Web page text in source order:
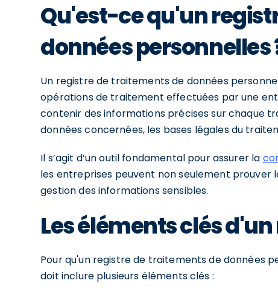
Qu'est-ce qu'un
données personnelles
Un registre de traitements de données
opérations de traitement effectuées par une
contenir des informations précises sur chaque
données concernées, les bases légales du
Il s’agit d’un outil fondamental pour assurer la
les entreprises peuvent non seulement
gestion des informations sensibles.
Les éléments clés
Pour qu'un registre de traitements de données
doit inclure plusieurs éléments clés :